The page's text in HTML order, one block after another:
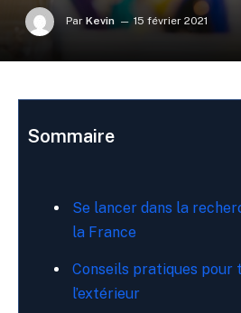
Par Kevin 15 février 2021
Sommaire
Se lancer dans la
la France
Conseils pratiques pour
l’extérieur